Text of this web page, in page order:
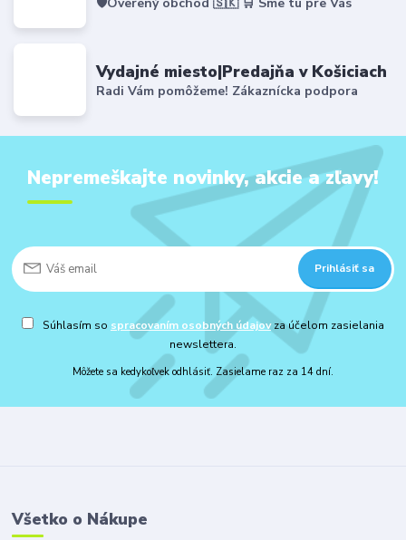
Vydajné miesto|Predajňa v Košiciach
Radi Vám pomôžeme! Zákaznícka podpora
Nepremeškajte novinky, akcie a zľavy!
Prihlásiť sa
Súhlasím so spracovaním osobných údajovza účelom zasielania
newslettera.
Môžete sa kedykoľvek odhlásiť. Zasielame raz za 14 dní.
Všetko o Nákupe